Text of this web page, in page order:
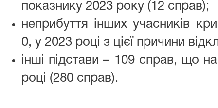
показнику 2023 року (12 справ);
неприбуття інших учасників
0, у 2023 році з цієї причини
інші підстави – 109 справ, що
році (280 справ).